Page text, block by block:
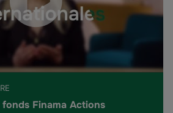
Finama Actions